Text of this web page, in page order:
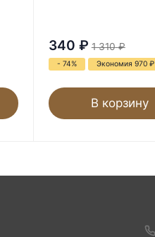
340 ₽ 1 310 ₽
- 74% Экономия 970 ₽
В корзину